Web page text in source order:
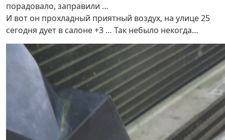
порадовало, заправили …
И вот он прохладный приятный воздух, на улице 25
сегодня дует в салоне +3 … Так небыло некогда…